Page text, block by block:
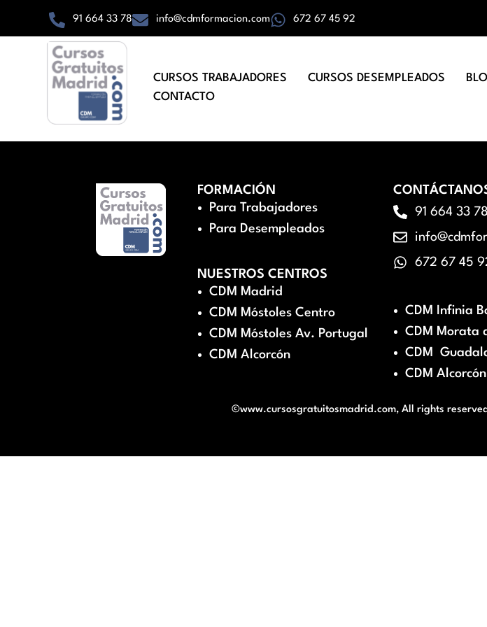
91 664 33 78 info@cdmformacion.com 672 67 45 92
CURSOS TRABAJADORES CURSOS DESEMPLEADOS
CONTACTO
FORMACIÓN
Para Trabajadores
Para Desempleados
NUESTROS CENTROS
CDM Madrid
CDM Móstoles Centro
CDM Móstoles Av. Portugal
CDM Alcorcón
91 664 33 78
672 67 45
CDM Infinia
CDM Morata
CDM
CDM
©www.cursosgratuitosmadrid.com, All rights